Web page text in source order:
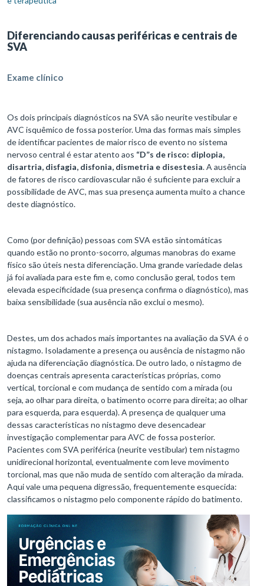
Diferenciando causas periféricas e centrais de
SVA
Exame clínico
Os dois principais diagnósticos na SVA são neurite vestibular e
AVC isquêmico de fossa posterior. Uma das formas mais simples
de identificar pacientes de maior risco de evento no sistema
nervoso central é estar atento aos “D”s de risco: diplopia,
disartria, disfagia, disfonia, dismetria e disestesia. A ausência
de fatores de risco cardiovascular não é suficiente para excluir a
possibilidade de AVC, mas sua presença aumenta muito a chance
deste diagnóstico.
Como (por definição) pessoas com SVA estão sintomáticas
quando estão no pronto-socorro, algumas manobras do exame
físico são úteis nesta diferenciação. Uma grande variedade delas
já foi avaliada para este fim e, como conclusão geral, todos tem
elevada especificidade (sua presença confirma o diagnóstico), mas
baixa sensibilidade (sua ausência não exclui o mesmo).
Destes, um dos achados mais importantes na avaliação da SVA é o
nistagmo. Isoladamente a presença ou ausência de nistagmo não
ajuda na diferenciação diagnóstica. De outro lado, o nistagmo de
doenças centrais apresenta características próprias, como
vertical, torcional e com mudança de sentido com a mirada (ou
seja, ao olhar para direita, o batimento ocorre para direita; ao olhar
para esquerda, para esquerda). A presença de qualquer uma
dessas características no nistagmo deve desencadear
investigação complementar para AVC de fossa posterior.
Pacientes com SVA periférica (neurite vestibular) tem nistagmo
unidirecional horizontal, eventualmente com leve movimento
torcional, mas que não muda de sentido com alteração da mirada.
Aqui vale uma pequena digressão, frequentemente esquecida:
classificamos o nistagmo pelo componente rápido do batimento.